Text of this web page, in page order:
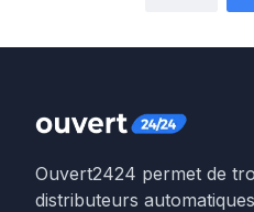
Ouvert2424 permet de
distributeurs